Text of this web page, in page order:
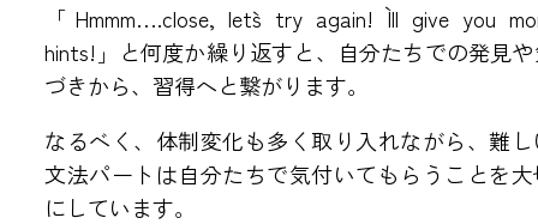
「Hmmm….close, let`s try again! I`ll give you
hints!」と何度か繰り返すと、自分たちでの発見
づきから、習得へと繋がります。
なるべく、体制変化も多く取り入れながら、難
文法パートは自分たちで気付いてもらうことを
にしています。